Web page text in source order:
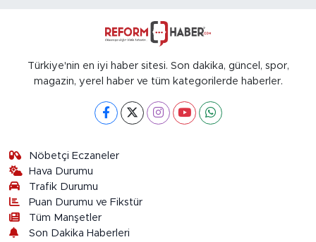
Türkiye'nin en iyi haber sitesi. Son dakika, güncel, spor,
magazin, yerel haber ve tüm kategorilerde haberler.
Nöbetçi Eczaneler
Hava Durumu
Trafik Durumu
Puan Durumu ve Fikstür
Tüm Manşetler
Son Dakika Haberleri